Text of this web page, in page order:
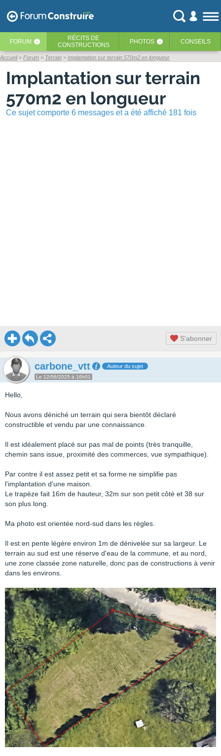
FORUM ‹ RÉCITS DE
CONSTRUCTIONS
PHOTOS ‹ CONSEILS
Accueil Forum Terrain Implantation sur terrain 570m2 en longueur
Implantation sur terrain
570m2 en longueur
Ce sujet comporte 6 messages et a été affiché 181 fois
S'abonner
carbone_vtt Auteur du sujet
Le 12/06/2025 à 16h01
Hello,
Nous avons déniché un terrain qui sera bientôt déclaré
constructible et vendu par une connaissance.
Il est idéalement placé sur pas mal de points (très tranquille,
chemin sans issue, proximité des commerces, vue sympathique).
Par contre il est assez petit et sa forme ne simplifie pas
l'implantation d'une maison.
Le trapèze fait 16m de hauteur, 32m sur son petit côté et 38 sur
son plus long.
Ma photo est orientée nord-sud dans les règles.
Il est en pente légère environ 1m de dénivelée sur sa largeur. Le
terrain au sud est une réserve d'eau de la commune, et au nord,
une zone classée zone naturelle, donc pas de constructions à venir
dans les environs.